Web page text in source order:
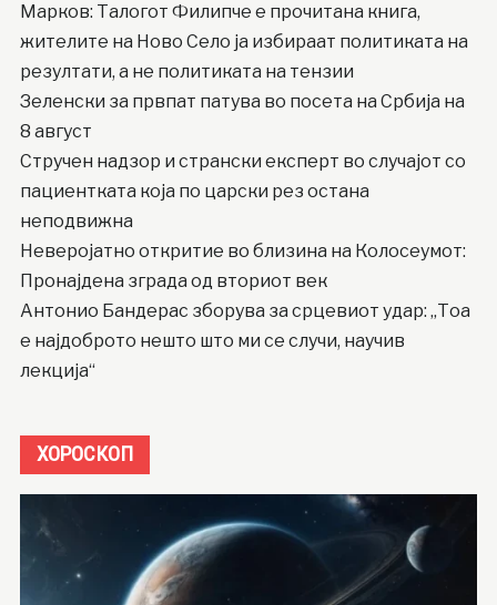
Марков: Талогот Филипче е прочитана книга,
жителите на Ново Село ја избираат политиката на
резултати, а не политиката на тензии
Зеленски за првпат патува во посета на Србија на
8 август
Стручен надзор и странски експерт во случајот со
пациентката која по царски рез остана
неподвижна
Неверојатно откритие во близина на Колосеумот:
Пронајдена зграда од вториот век
Антонио Бандерас зборува за срцевиот удар: „Тоа
е најдоброто нешто што ми се случи, научив
лекција“
ХОРОСКОП